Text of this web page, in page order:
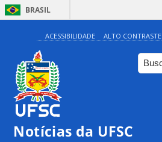
BRASIL
ACESSIBILIDADE ALTO CONTRASTE
Notícias da UFSC